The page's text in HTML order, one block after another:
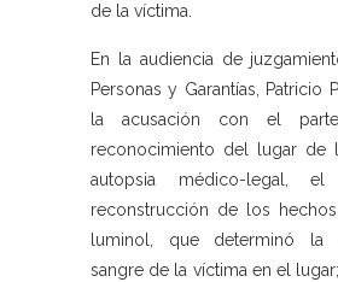
de la víctima.
En la audiencia de
Personas y Garantías, Patricio
la acusación con el
reconocimiento del lugar de
autopsia médico-legal,
reconstrucción de los
luminol, que determinó la
sangre de la víctima en el